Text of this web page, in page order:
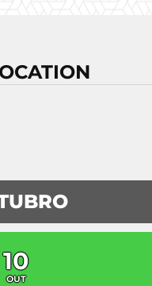
10
OUT